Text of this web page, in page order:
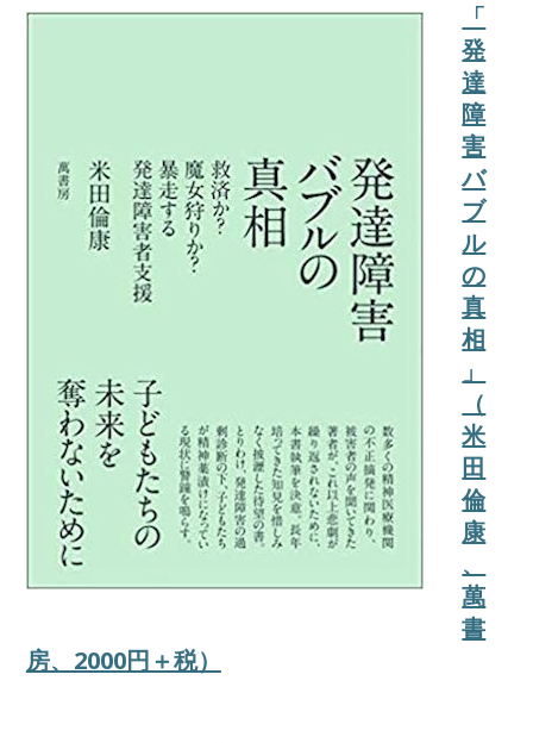
「
発
達
障
害
バ
ブ
ル
の
真
相
」
（
米
田
倫
康
、
萬
書
房、2000円＋税）